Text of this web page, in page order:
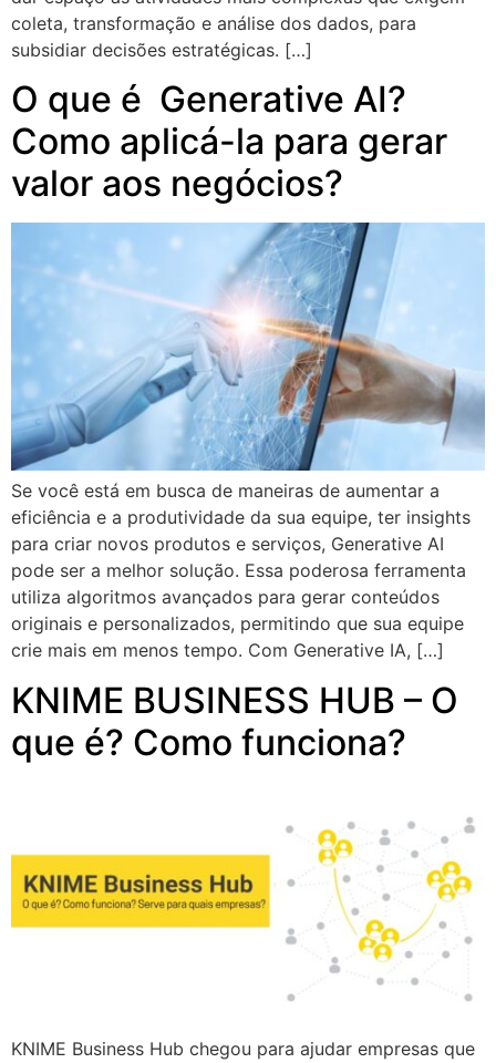
coleta, transformação e análise dos dados, para
subsidiar decisões estratégicas. […]
O que é Generative AI?
Como aplicá-la para gerar
valor aos negócios?
Se você está em busca de maneiras de aumentar a
eficiência e a produtividade da sua equipe, ter insights
para criar novos produtos e serviços, Generative AI
pode ser a melhor solução. Essa poderosa ferramenta
utiliza algoritmos avançados para gerar conteúdos
originais e personalizados, permitindo que sua equipe
crie mais em menos tempo. Com Generative IA, […]
KNIME BUSINESS HUB – O
que é? Como funciona?
KNIME Business Hub chegou para ajudar empresas que